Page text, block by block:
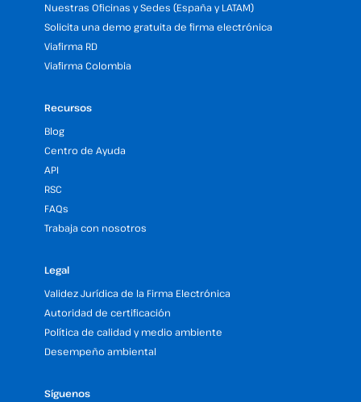
Nuestras Oficinas y Sedes (España y LATAM)
Solicita una demo gratuita de firma electrónica
Viafirma RD
Viafirma Colombia
Recursos
Blog
Centro de Ayuda
API
RSC
FAQs
Trabaja con nosotros
Legal
Validez Jurídica de la Firma Electrónica
Autoridad de certificación
Política de calidad y medio ambiente
Desempeño ambiental
Síguenos